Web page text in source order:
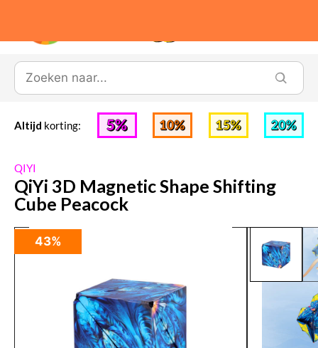
Altijd korting:
QIYI
QiYi 3D Magnetic Shape Shifting
Cube Peacock
43%